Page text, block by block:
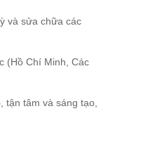
và sửa chữa các
(Hồ Chí Minh, Các
tâm và sáng tạo,